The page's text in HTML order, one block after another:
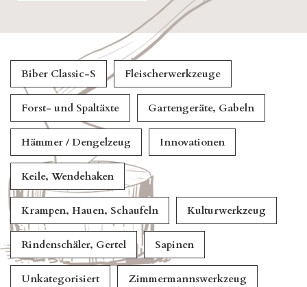
Biber Classic-S Fleischerwerkzeuge
Forst- und Spaltäxte Gartengeräte, Gabeln
Hämmer / Dengelzeug Innovationen
Keile, Wendehaken
Krampen, Hauen, Schaufeln Kulturwerkzeug
Rindenschäler, Gertel Sapinen
Unkategorisiert Zimmermannswerkzeug